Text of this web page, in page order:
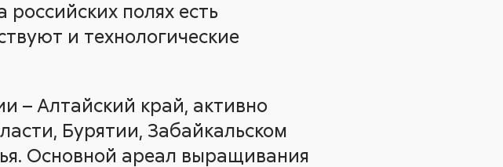
полях есть
и технологические
– Алтайский край, активно
Бурятии, Забайкальском
Основной ареал выращивания